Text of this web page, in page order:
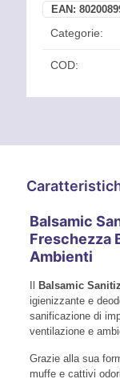
EAN:
Categorie:
COD:
Balsamic
Freschezza
Ambienti
Balsamic
igienizzante e
sanificazione di
ventilazione e
Grazie alla sua
muffe e cattivi